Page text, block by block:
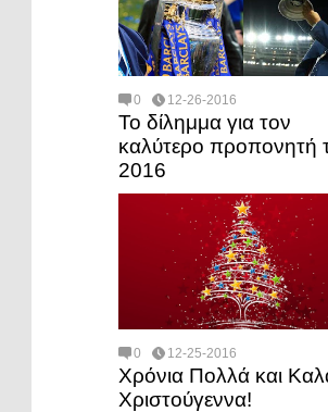
0 12-26-2016
Το δίλημμα για τον
καλύτερο προπονητή
2016
0 12-25-2016
Χρόνια Πολλά και
Χριστούγεννα!